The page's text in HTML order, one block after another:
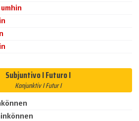
umhin
Subjuntivo I Futuro I
Konjunktiv I Futur I